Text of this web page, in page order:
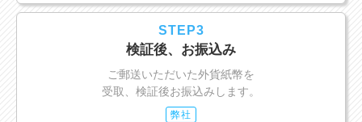
STEP3
検証後、お振込み
ご郵送いただいた外貨紙幣を
受取、検証後お振込みします。
弊社